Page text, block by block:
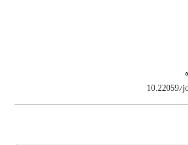
10.22059/